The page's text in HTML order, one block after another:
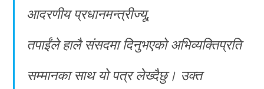
आदरणीय प्रधानमन्त्रीज्यू,
तपाईंले हालै संसदमा दिनुभएको अभिव्यक्तिप्रति
सम्मानका साथ यो पत्र लेख्दैछु। उक्त